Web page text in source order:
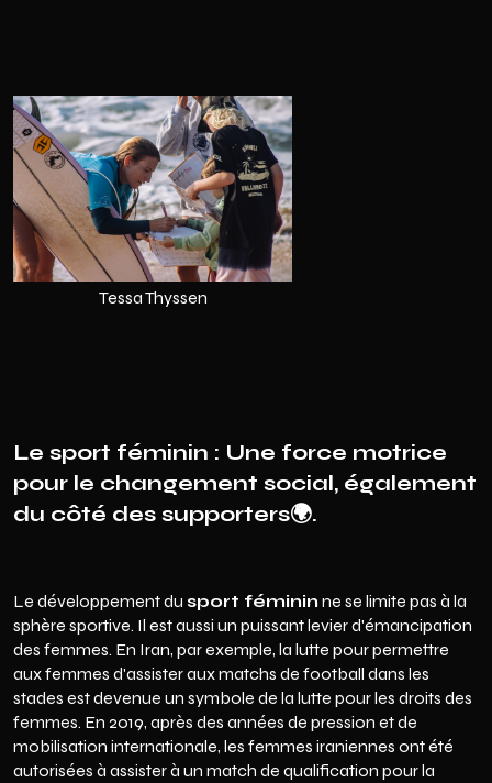
Tessa Thyssen
Le sport féminin : Une force motrice
pour le changement social, également
du côté des supporters🌍.
Le développement du sport fémininne se limite pas à la
sphère sportive. Il est aussi un puissant levier d'émancipation
des femmes. En Iran, par exemple, la lutte pour permettre
aux femmes d'assister aux matchs de football dans les
stades est devenue un symbole de la lutte pour les droits des
femmes. En 2019, après des années de pression et de
mobilisation internationale, les femmes iraniennes ont été
autorisées à assister à un match de qualification pour la